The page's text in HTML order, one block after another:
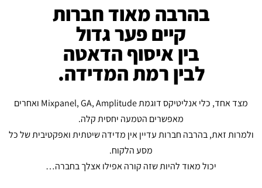
בהרבה מאוד חברות
קיים פער גדול
בין איסוף הדאטה
לבין רמת המדידה.
מצד אחד, כלי אנליטיקס דוגמת Mixpanel, GA, Amplitude ואחרים
מאפשרים הטמעה יחסית קלה.
ולמרות זאת, בהרבה חברות עדיין אין מדידה שיטתית ואפקטיבית של כל
מסע הלקוח.
יכול מאוד להיות שזה קורה אפילו אצלך בחברה…